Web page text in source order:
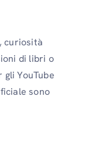
curiosità
di libri o
YouTube
sono